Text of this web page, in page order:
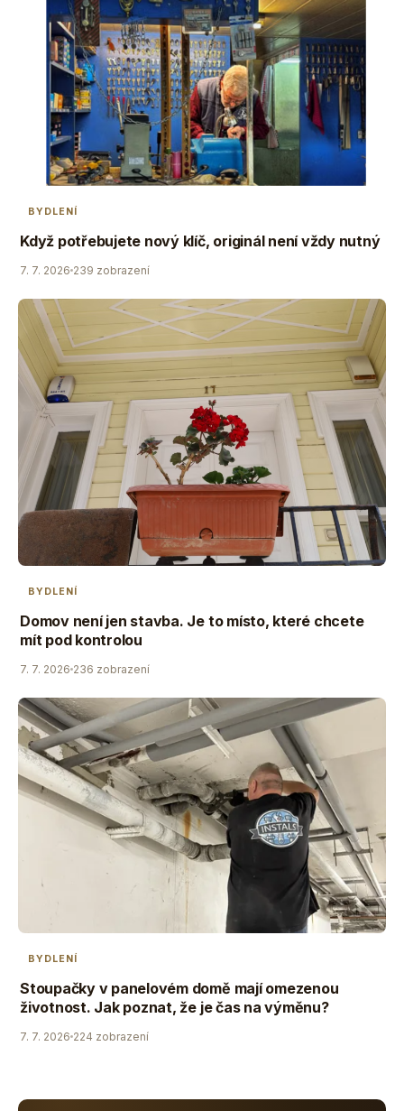
BYDLENÍ
Když potřebujete nový klíč, originál není vždy nutný
7. 7. 2026 239 zobrazení
BYDLENÍ
Domov není jen stavba. Je to místo, které chcete
mít pod kontrolou
7. 7. 2026 236 zobrazení
BYDLENÍ
Stoupačky v panelovém domě mají omezenou
životnost. Jak poznat, že je čas na výměnu?
7. 7. 2026 224 zobrazení